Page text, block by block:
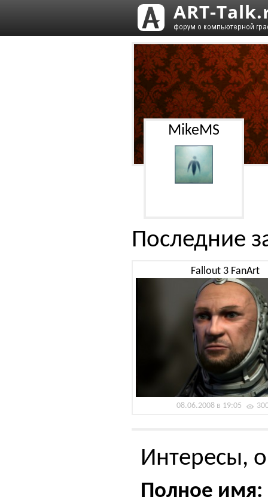
MikeMS
Последние
Fallout 3 FanArt
08.06.2008 в 19:05
Интересы,
Полное имя: